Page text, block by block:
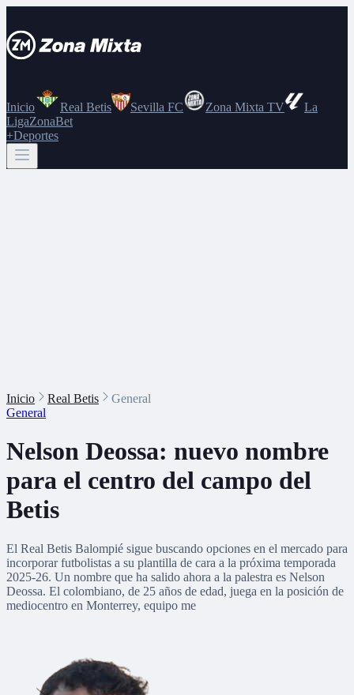
Inicio Real Betis Sevilla FC Zona Mixta TV
La
LigaZonaBet
+Deportes
Inicio Real Betis
General
General
Nelson Deossa: nuevo nombre
para el centro del campo del
Betis
El Real Betis Balompié sigue buscando opciones en el mercado para
incorporar futbolistas a su plantilla de cara a la próxima temporada
2025-26. Un nombre que ha salido ahora a la palestra es Nelson
Deossa. El colombiano, de 25 años de edad, juega en la posición de
mediocentro en Monterrey, equipo me